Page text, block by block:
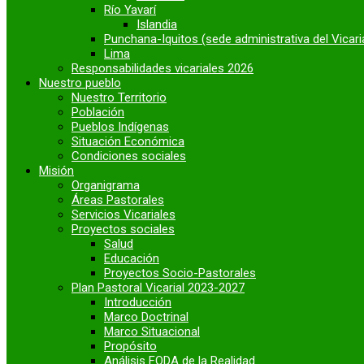
Río Yavarí
Islandia
Punchana-Iquitos (sede administrativa del
Lima
Responsabilidades vicariales 2026
Nuestro pueblo
Nuestro Territorio
Población
Pueblos Indígenas
Situación Económica
Condiciones sociales
Misión
Organigrama
Áreas Pastorales
Servicios Vicariales
Proyectos sociales
Salud
Educación
Proyectos Socio-Pastorales
Plan Pastoral Vicarial 2023-2027
Introducción
Marco Doctrinal
Marco Situacional
Propósito
Análisis FODA de la Realidad